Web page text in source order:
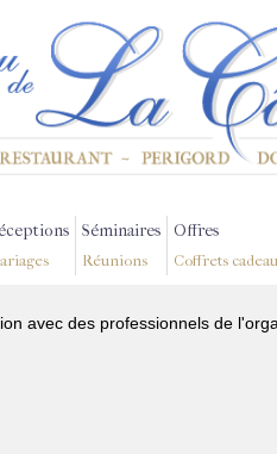
Séminaires
Réunions
Offres
Coffrets
avec des professionnels de